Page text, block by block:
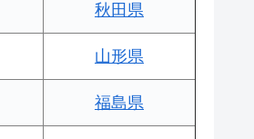
秋田県
山形県
福島県